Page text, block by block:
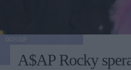
A$AP Rocky